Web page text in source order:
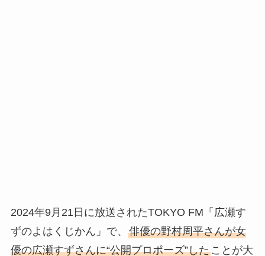
2024年9月21日に放送されたTOKYO FM「広瀬す
ずのよはくじかん」で、 俳優の野村周平さんが女
優の広瀬すずさんに“公開プロポーズ”したことが大